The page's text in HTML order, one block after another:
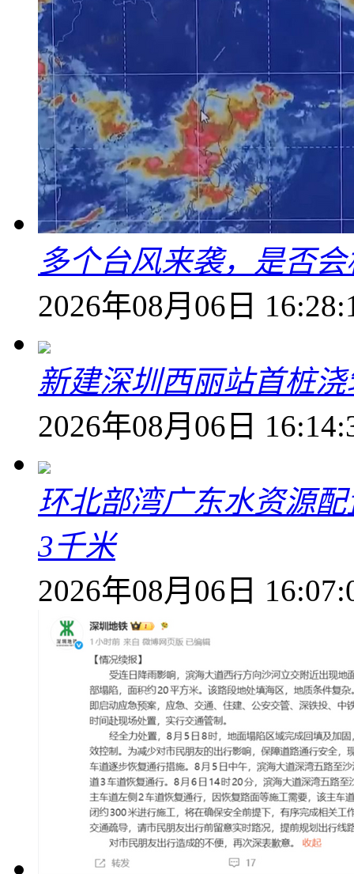
多个台风来袭，是否
2026年08月06日
新建深圳西丽站首桩
2026年08月06日
环北部湾广东水资源
3千米
2026年08月06日